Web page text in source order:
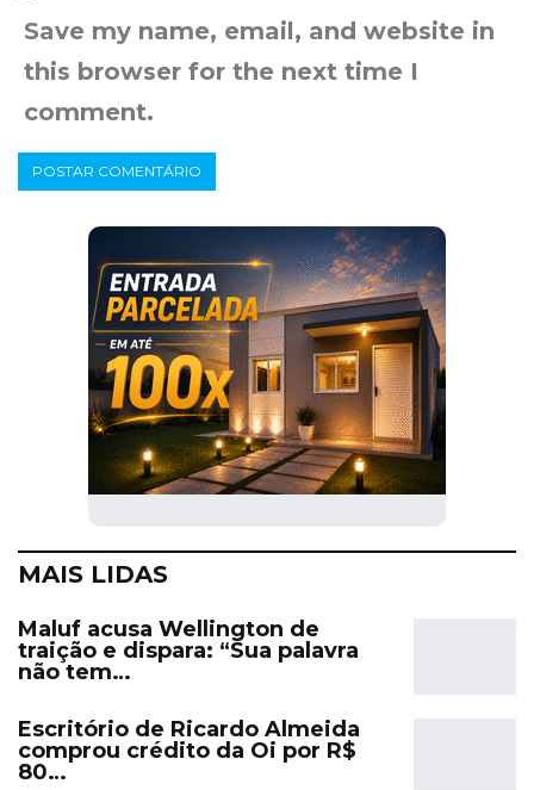
Save my name, email, and website in
this browser for the next time I
comment.
MAIS LIDAS
Maluf acusa Wellington de
traição e dispara: “Sua palavra
não tem…
Escritório de Ricardo Almeida
comprou crédito da Oi por R$
80…